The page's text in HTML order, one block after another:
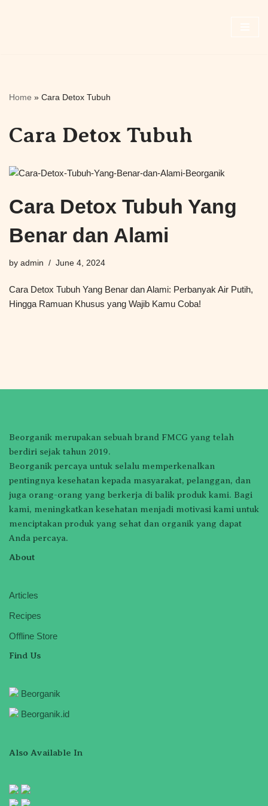
Home » Cara Detox Tubuh
Cara Detox Tubuh
Cara Detox Tubuh Yang
Benar dan Alami
by admin June 4, 2024
Cara Detox Tubuh Yang Benar dan Alami: Perbanyak Air Putih,
Hingga Ramuan Khusus yang Wajib Kamu Coba!
Beorganik merupakan sebuah brand FMCG yang telah
berdiri sejak tahun 2019.
Beorganik percaya untuk selalu memperkenalkan
pentingnya kesehatan kepada masyarakat, pelanggan, dan
juga orang-orang yang berkerja di balik produk kami. Bagi
kami, meningkatkan kesehatan menjadi motivasi kami untuk
menciptakan produk yang sehat dan organik yang dapat
Anda percaya.
About
Articles
Recipes
Offline Store
Find Us
Beorganik
Beorganik.id
Also Available In